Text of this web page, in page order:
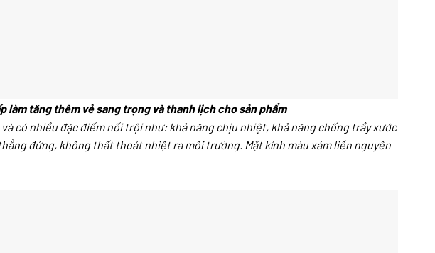
tăng thêm vẻ sang trọng và thanh lịch cho sản phẩm
có nhiều đặc điểm nổi trội như: khả năng chịu nhiệt, khả năng chống trầy xước
đứng, không thất thoát nhiệt ra môi trường. Mặt kính màu xám liền nguyên